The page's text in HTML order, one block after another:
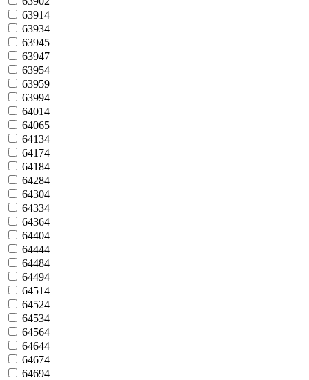
63914
63934
63945
63947
63954
63959
63994
64014
64065
64134
64174
64184
64284
64304
64334
64364
64404
64444
64484
64494
64514
64524
64534
64564
64644
64674
64694